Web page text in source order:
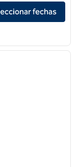
Bernardino
fechas